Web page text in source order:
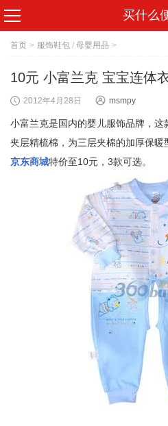
买什么
首页 > 服饰鞋包 / 母婴用品 >
10元 小富兰克 宝宝连体
2012年4月28日 msmpy
小富兰克是国内的婴儿服饰品牌，
夹层精梳棉，为三层夹棉的加厚保暖
京东商城特价至10元，3款可选。